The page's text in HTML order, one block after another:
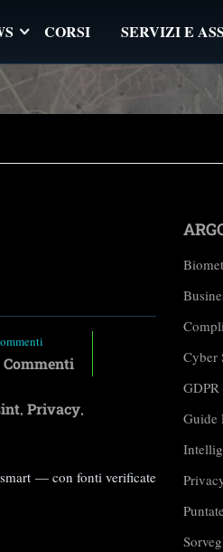
CORSI SERVIZI E
Commenti
, Privacy,
— con fonti verificate
Cyber
GDPR
Guide